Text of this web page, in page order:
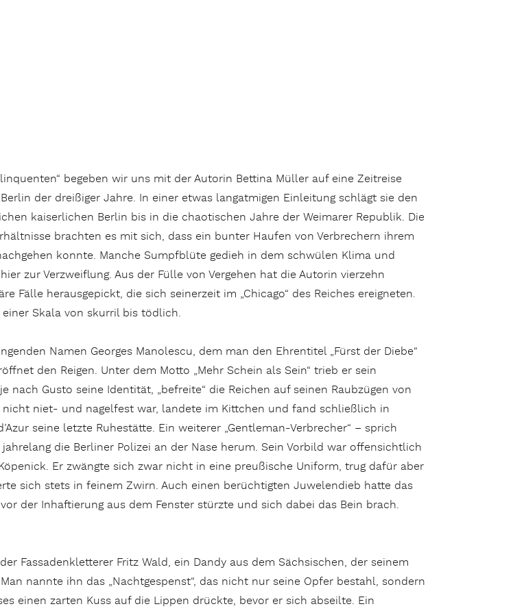
begeben wir uns mit der Autorin Bettina Müller auf eine Zeitreise
der dreißiger Jahre. In einer etwas langatmigen Einleitung schlägt sie den
kaiserlichen Berlin bis in die chaotischen Jahre der Weimarer Republik. Die
brachten es mit sich, dass ein bunter Haufen von Verbrechern ihrem
konnte. Manche Sumpfblüte gedieh in dem schwülen Klima und
zur Verzweiflung. Aus der Fülle von Vergehen hat die Autorin vierzehn
Fälle herausgepickt, die sich seinerzeit im „Chicago“ des Reiches ereigneten.
einer Skala von skurril bis tödlich.
Namen Georges Manolescu, dem man den Ehrentitel „Fürst der Diebe“
den Reigen. Unter dem Motto „Mehr Schein als Sein“ trieb er sein
nach Gusto seine Identität, „befreite“ die Reichen auf seinen Raubzügen von
nicht niet- und nagelfest war, landete im Kittchen und fand schließlich in
seine letzte Ruhestätte. Ein weiterer „Gentleman-Verbrecher“ – sprich
die Berliner Polizei an der Nase herum. Sein Vorbild war offensichtlich
Er zwängte sich zwar nicht in eine preußische Uniform, trug dafür aber
sich stets in feinem Zwirn. Auch einen berüchtigten Juwelendieb hatte das
der Inhaftierung aus dem Fenster stürzte und sich dabei das Bein brach.
Fassadenkletterer Fritz Wald, ein Dandy aus dem Sächsischen, der seinem
nannte ihn das „Nachtgespenst“, das nicht nur seine Opfer bestahl, sondern
einen zarten Kuss auf die Lippen drückte, bevor er sich abseilte. Ein